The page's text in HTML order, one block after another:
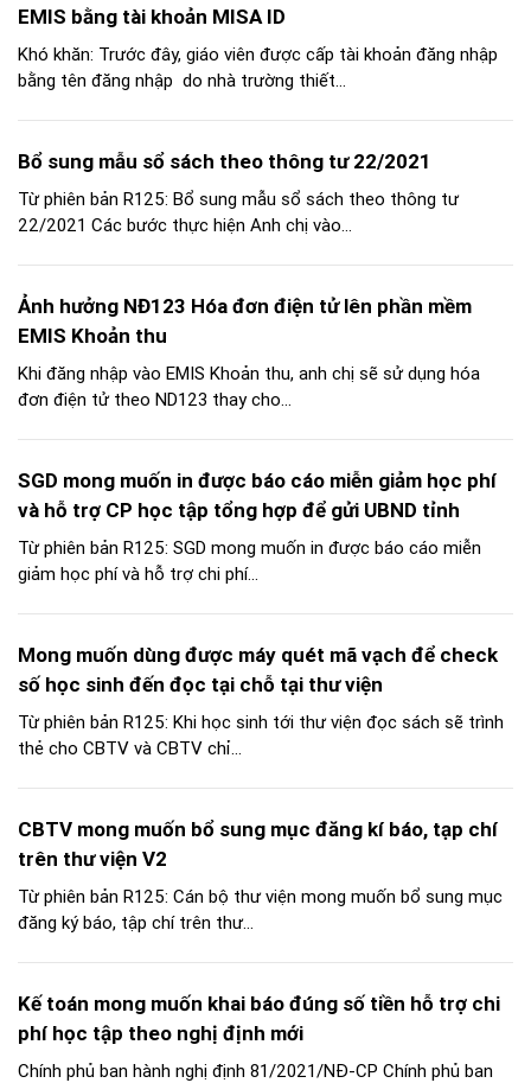
EMIS bằng tài khoản MISA ID
Khó khăn: Trước đây, giáo viên được cấp tài khoản đăng nhập
bằng tên đăng nhập do nhà trường thiết...
Bổ sung mẫu sổ sách theo thông tư 22/2021
Từ phiên bản R125: Bổ sung mẫu sổ sách theo thông tư
22/2021 Các bước thực hiện Anh chị vào...
Ảnh hưởng NĐ123 Hóa đơn điện tử lên phần mềm
EMIS Khoản thu
Khi đăng nhập vào EMIS Khoản thu, anh chị sẽ sử dụng hóa
đơn điện tử theo ND123 thay cho...
SGD mong muốn in được báo cáo miễn giảm học phí
và hỗ trợ CP học tập tổng hợp để gửi UBND tỉnh
Từ phiên bản R125: SGD mong muốn in được báo cáo miễn
giảm học phí và hỗ trợ chi phí...
Mong muốn dùng được máy quét mã vạch để check
số học sinh đến đọc tại chỗ tại thư viện
Từ phiên bản R125: Khi học sinh tới thư viện đọc sách sẽ trình
thẻ cho CBTV và CBTV chỉ...
CBTV mong muốn bổ sung mục đăng kí báo, tạp chí
trên thư viện V2
Từ phiên bản R125: Cán bộ thư viện mong muốn bổ sung mục
đăng ký báo, tập chí trên thư...
Kế toán mong muốn khai báo đúng số tiền hỗ trợ chi
phí học tập theo nghị định mới
Chính phủ ban hành nghị định 81/2021/NĐ-CP Chính phủ ban